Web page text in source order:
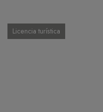
Licencia turística